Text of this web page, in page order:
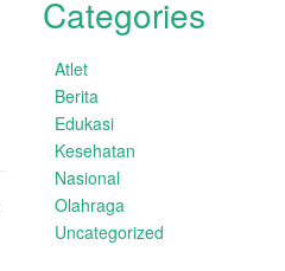
Categories
Atlet
Berita
Edukasi
Kesehatan
Nasional
Olahraga
Uncategorized